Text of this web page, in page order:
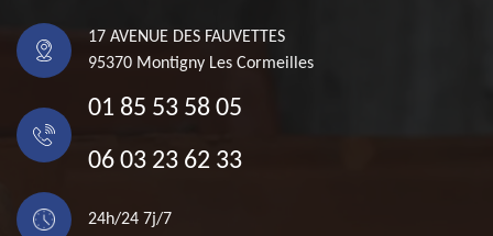
17 AVENUE DES FAUVETTES
95370 Montigny Les Cormeilles
01 85 53 58 05
06 03 23 62 33
24h/24 7j/7